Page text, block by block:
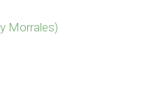
Morrales)